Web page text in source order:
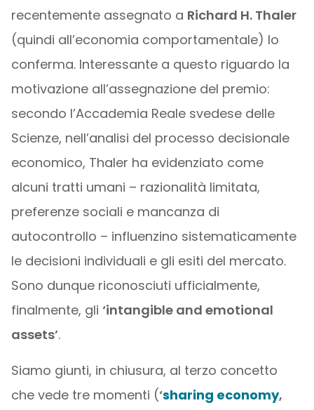
recentemente assegnato a Richard H. Thaler
(quindi all’economia comportamentale) lo
conferma. Interessante a questo riguardo la
motivazione all’assegnazione del premio:
secondo l’Accademia Reale svedese delle
Scienze, nell’analisi del processo decisionale
economico, Thaler ha evidenziato come
alcuni tratti umani – razionalità limitata,
preferenze sociali e mancanza di
autocontrollo – influenzino sistematicamente
le decisioni individuali e gli esiti del mercato.
Sono dunque riconosciuti ufficialmente,
finalmente, gli ‘intangible and emotional
assets’.
Siamo giunti, in chiusura, al terzo concetto
che vede tre momenti (‘sharing economy,